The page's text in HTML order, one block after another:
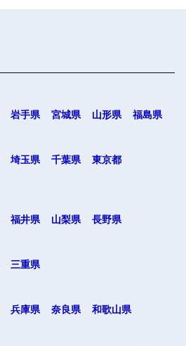
愛媛県
岩手県 宮城県 山形県 福島県
埼玉県 千葉県
東京都
福井県 山梨県 長野県
三重県
兵庫県 奈良県 和歌山県